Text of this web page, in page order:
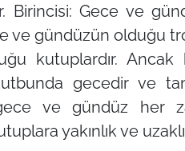
Birincisi: Gece ve
ve gündüzün olduğu
kutuplardır.
gecedir ve
ve gündüz her
yakınlık ve